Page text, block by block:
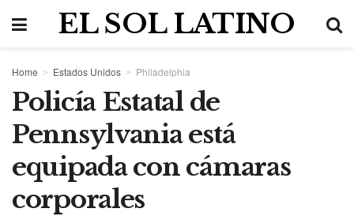
EL SOL LATINO
Home Estados Unidos Philadelphia
Policía Estatal de
Pennsylvania está
equipada con cámaras
corporales